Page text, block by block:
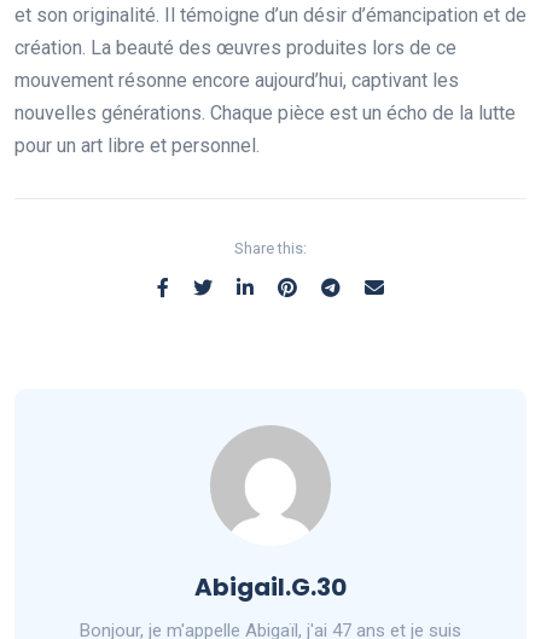
et son originalité. Il témoigne d’un désir d’émancipation et de
création. La beauté des œuvres produites lors de ce
mouvement résonne encore aujourd’hui, captivant les
nouvelles générations. Chaque pièce est un écho de la lutte
pour un art libre et personnel.
Share this:
Abigail.G.30
Bonjour, je m'appelle Abigaïl, j'ai 47 ans et je suis